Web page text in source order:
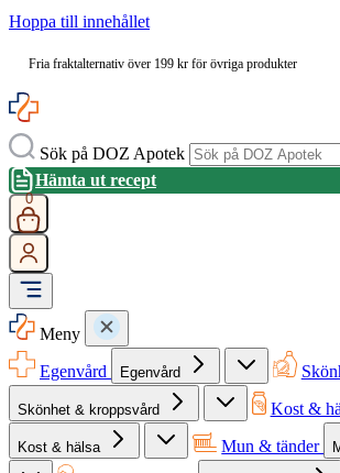
Hoppa till innehållet
Fria fraktalternativ över 199 kr för övriga produkter
Sök på DOZ Apotek
Hämta ut recept
0
Meny
Egenvård
Egenvård
Skönhet & kroppsvård Kost &
Kost & hälsa Mun & tänder